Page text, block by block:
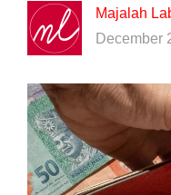
Majalah
December